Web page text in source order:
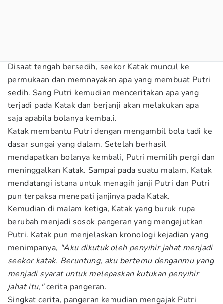
Disaat tengah bersedih, seekor Katak muncul ke
permukaan dan memnayakan apa yang membuat Putri
sedih. Sang Putri kemudian menceritakan apa yang
terjadi pada Katak dan berjanji akan melakukan apa
saja apabila bolanya kembali.
Katak membantu Putri dengan mengambil bola tadi ke
dasar sungai yang dalam. Setelah berhasil
mendapatkan bolanya kembali, Putri memilih pergi dan
meninggalkan Katak. Sampai pada suatu malam, Katak
mendatangi istana untuk menagih janji Putri dan Putri
pun terpaksa menepati janjinya pada Katak.
Kemudian di malam ketiga, Katak yang buruk rupa
berubah menjadi sosok pangeran yang mengejutkan
Putri. Katak pun menjelaskan kronologi kejadian yang
menimpanya, "Aku dikutuk oleh penyihir jahat menjadi
seekor katak. Beruntung, aku bertemu denganmu yang
menjadi syarat untuk melepaskan kutukan penyihir
jahat itu,"cerita pangeran.
Singkat cerita, pangeran kemudian mengajak Putri